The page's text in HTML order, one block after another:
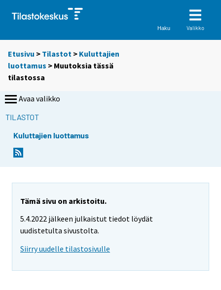
Haku Valikko
Etusivu > Tilastot > Kuluttajien
luottamus > Muutoksia tässä
tilastossa
Avaa valikko
TILASTOT
Kuluttajien luottamus
Tämä sivu on arkistoitu.
5.4.2022 jälkeen julkaistut tiedot löydät
uudistetulta sivustolta.
Siirry uudelle tilastosivulle